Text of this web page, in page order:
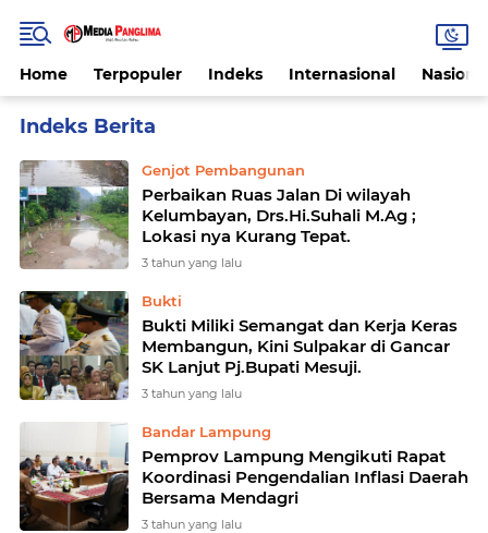
Home Terpopuler Indeks Internasional
Genjot Pembangunan
Perbaikan Ruas Jalan Di wilayah
Kelumbayan, Drs.Hi.Suhali M.Ag ;
Lokasi nya Kurang Tepat.
3 tahun yang lalu
Bukti
Bukti Miliki Semangat dan Kerja Keras
Membangun, Kini Sulpakar di Gancar
SK Lanjut Pj.Bupati Mesuji.
3 tahun yang lalu
Bandar Lampung
Pemprov Lampung Mengikuti Rapat
Koordinasi Pengendalian Inflasi Daerah
Bersama Mendagri
3 tahun yang lalu